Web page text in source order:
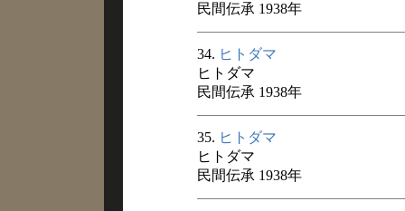
民間伝承 1938年
34. ヒトダマ
ヒトダマ
民間伝承 1938年
35. ヒトダマ
ヒトダマ
民間伝承 1938年